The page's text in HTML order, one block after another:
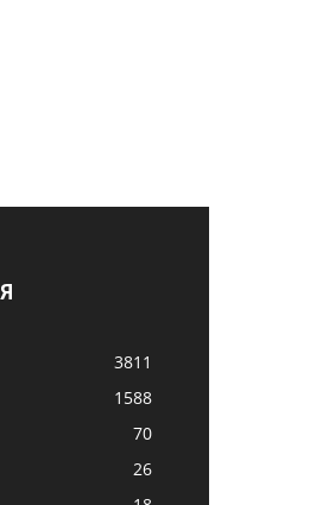
3811
1588
70
26